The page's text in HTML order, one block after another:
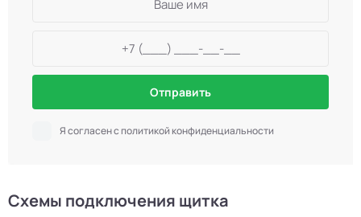
Отправить
Я согласен с политикой конфиденциальности
Схемы подключения щитка